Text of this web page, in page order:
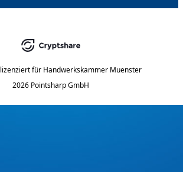
lizenziert für Handwerkskammer Muenster
2026 Pointsharp GmbH